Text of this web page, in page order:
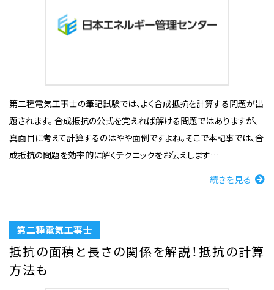
第二種電気工事士の筆記試験では、よく合成抵抗を計算する問題が出
題されます。 合成抵抗の公式を覚えれば解ける問題ではありますが、
真面目に考えて計算するのはやや面倒ですよね。そこで本記事では、合
成抵抗の問題を効率的に解くテクニックをお伝えします…
続きを見る
第二種電気工事士
抵抗の面積と長さの関係を解説！抵抗の計算
方法も